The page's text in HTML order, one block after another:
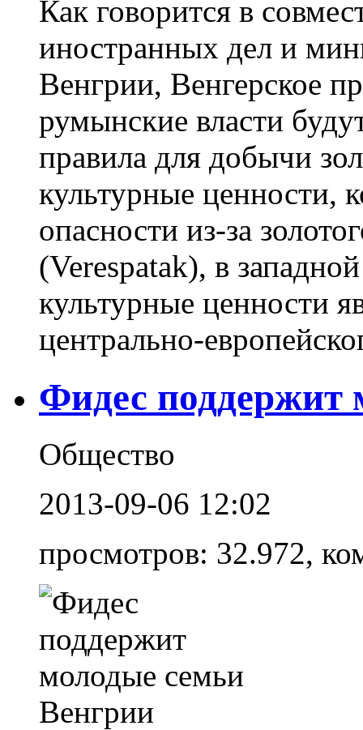
Как говорится в
иностранных дел и
Венгрии, Венгерское
румынские власти
правила для добычи
культурные ценности,
опасности из-за
(Verespatak), в
культурные ценности
центрально-
Фидес поддержит
Общество
2013-09-06 12:02
просмотров: 32.972,